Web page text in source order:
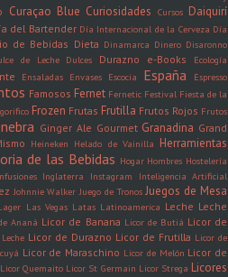
Curaçao Blue Curiosidades Cursos Daiquirí
del Bartender Día Internacional de la Cerveza Día
de Bebidas Dieta Dinamarca Dinero Disaronno
de Leche Dulces Durazno e-Books Ecología
Ensaladas Envases Escocia España Espresso
Famosos Fernet Fernetic Festival Fiesta de la
Frozen Frutas Frutilla Frutos Rojos Frutos
Ginger Ale Gourmet Granadina Grand
Heineken Helado de Vainilla Herramientas
de las Bebidas Hogar Hombres Hostelería
Inglaterra Instagram Inteligencia Artificial
Johnnie Walker Juego de Tronos Juegos de Mesa
Las Vegas Latas Latinoamerica Leche Leche
Ananá Licor de Banana Licor de Butiá Licor de
Licor de Durazno Licor de Frutilla Licor de
Licor de Maraschino Licor de Melón Licor de
Licor Quemaito Licor St Germain Licor Strega Licores